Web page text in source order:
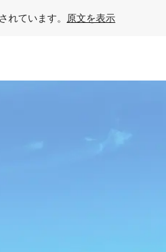
れています。 原文を表示